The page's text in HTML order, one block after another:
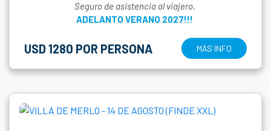
Seguro de asistencia al viajero.
ADELANTO VERANO 2027!!!
USD 1280 POR PERSONA MÁS INFO